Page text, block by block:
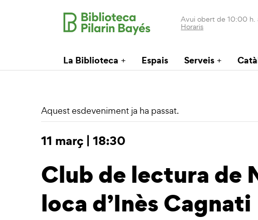
Avui obert de 10:00
Horaris
La Biblioteca Espais Serveis
Aquest esdeveniment ja ha passat.
11 març | 18:30
Club de lectura de
loca d’Inès Cagnati